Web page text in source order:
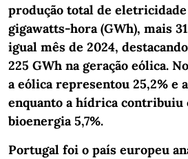
produção total de eletricidade
gigawatts-hora (GWh), mais
igual mês de 2024,
225 GWh na geração eólica.
a eólica representou 25,2% e
enquanto a hídrica contribuiu
bioenergia 5,7%.
Portugal foi o país europeu